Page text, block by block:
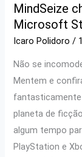
MindSeize
Microsoft
Icaro Polidoro/
Não se
Mentem e
planeta de
algum tempo
PlayStation e